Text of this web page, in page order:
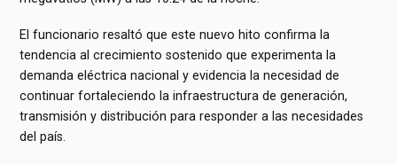
El funcionario resaltó que este nuevo hito confirma la
tendencia al crecimiento sostenido que experimenta la
demanda eléctrica nacional y evidencia la necesidad de
continuar fortaleciendo la infraestructura de generación,
transmisión y distribución para responder a las necesidades
del país.